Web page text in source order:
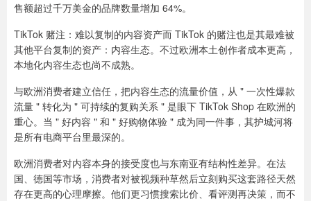
售额超过千万美金的品牌数量增加 64%。
TikTok 赌注：难以复制的内容资产而 TikTok 的赌注也是其最难被
其他平台复制的资产：内容生态。不过欧洲本土创作者成本更高，
本地化内容生态也尚不成熟。
与欧洲消费者建立信任，把内容生态的流量价值，从 " 一次性爆款
流量 " 转化为 " 可持续的复购关系 " 是眼下 TikTok Shop 在欧洲的
重心。当 " 好内容 " 和 " 好购物体验 " 成为同一件事，其护城河将
是所有电商平台里最深的。
欧洲消费者对内容本身的接受度也与东南亚有结构性差异。在法
国、德国等市场，消费者对被视频种草然后立刻购买这套路径天然
存在更高的心理摩擦。他们更习惯搜索比价、看评测再决策，而不